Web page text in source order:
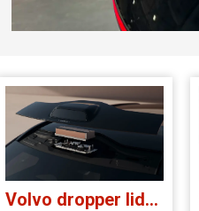
Storbritannia: